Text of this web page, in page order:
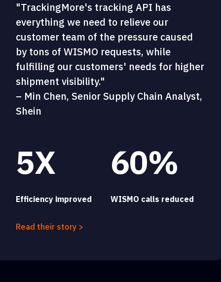
"TrackingMore's tracking API has
everything we need to relieve our
customer team of the pressure caused
by tons of WISMO requests, while
fulfilling our customers' needs for higher
shipment visibility."
– Min Chen, Senior Supply Chain Analyst,
Shein
5X
Efficiency improved
60%
WISMO calls reduced
Read their story >